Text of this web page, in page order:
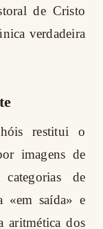
de Cristo
verdadeira
restitui o
imagens de
de
«em saída» e
aritmética dos